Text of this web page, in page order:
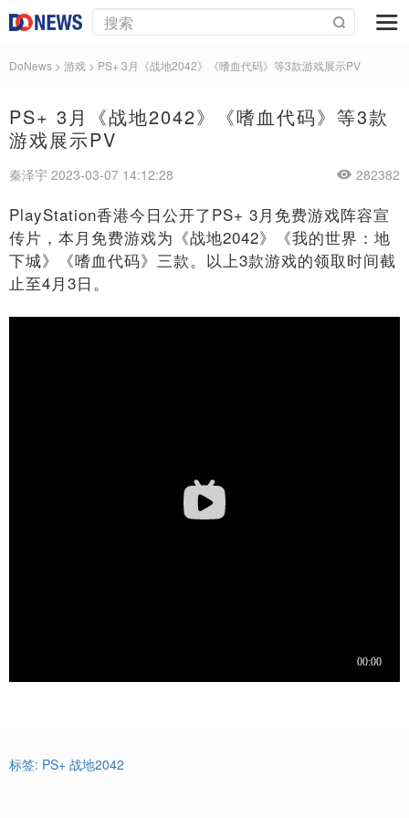
DoNews > 游戏 > PS+ 3月《战地2042》《嗜血代码》等3款游戏展示PV
PS+ 3月《战地2042》《嗜血代码》等3款
游戏展示PV
秦泽宇 2023-03-07 14:12:28 282382
PlayStation香港今日公开了PS+ 3月免费游戏阵容宣
传片，本月免费游戏为《战地2042》《我的世界：地
下城》《嗜血代码》三款。以上3款游戏的领取时间截
止至4月3日。
标签: PS+ 战地2042